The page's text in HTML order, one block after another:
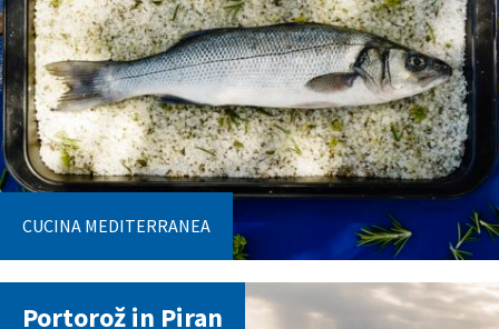
CUCINA MEDITERRANEA
Portorož in Piran